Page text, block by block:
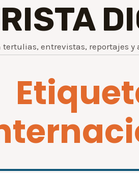
entrevistas, reportajes y